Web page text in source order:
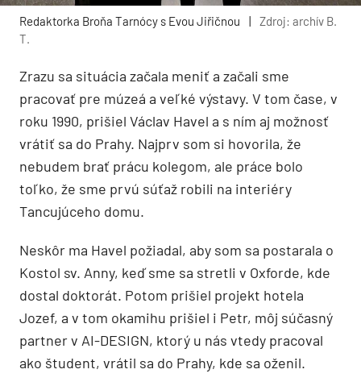
Redaktorka Broňa Tarnócy s Evou Jiřičnou
Zdroj: archív B.
T.
Zrazu sa situácia začala meniť a začali sme
pracovať pre múzeá a veľké výstavy. V tom čase, v
roku 1990, prišiel Václav Havel a s ním aj možnosť
vrátiť sa do Prahy. Najprv som si hovorila, že
nebudem brať prácu kolegom, ale práce bolo
toľko, že sme prvú súťaž robili na interiéry
Tancujúceho domu.
Neskôr ma Havel požiadal, aby som sa postarala o
Kostol sv. Anny, keď sme sa stretli v Oxforde, kde
dostal doktorát. Potom prišiel projekt hotela
Jozef, a v tom okamihu prišiel i Petr, môj súčasný
partner v AI-DESIGN, ktorý u nás vtedy pracoval
ako študent, vrátil sa do Prahy, kde sa oženil.